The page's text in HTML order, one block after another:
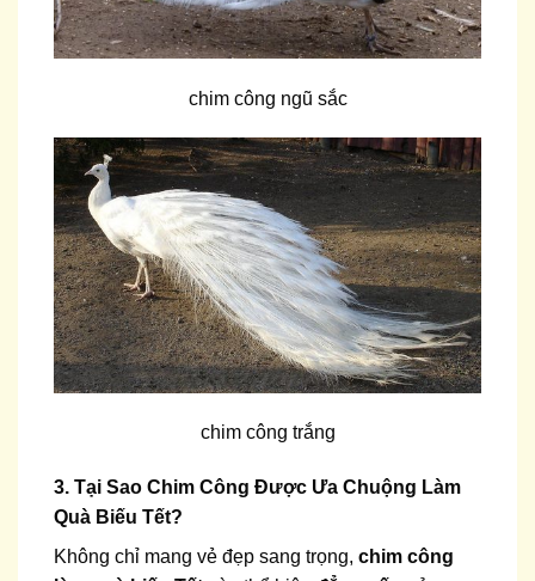
chim công ngũ sắc
chim công trắng
3. Tại Sao Chim Công Được Ưa Chuộng Làm
Quà Biếu Tết?
Không chỉ mang vẻ đẹp sang trọng, chim công